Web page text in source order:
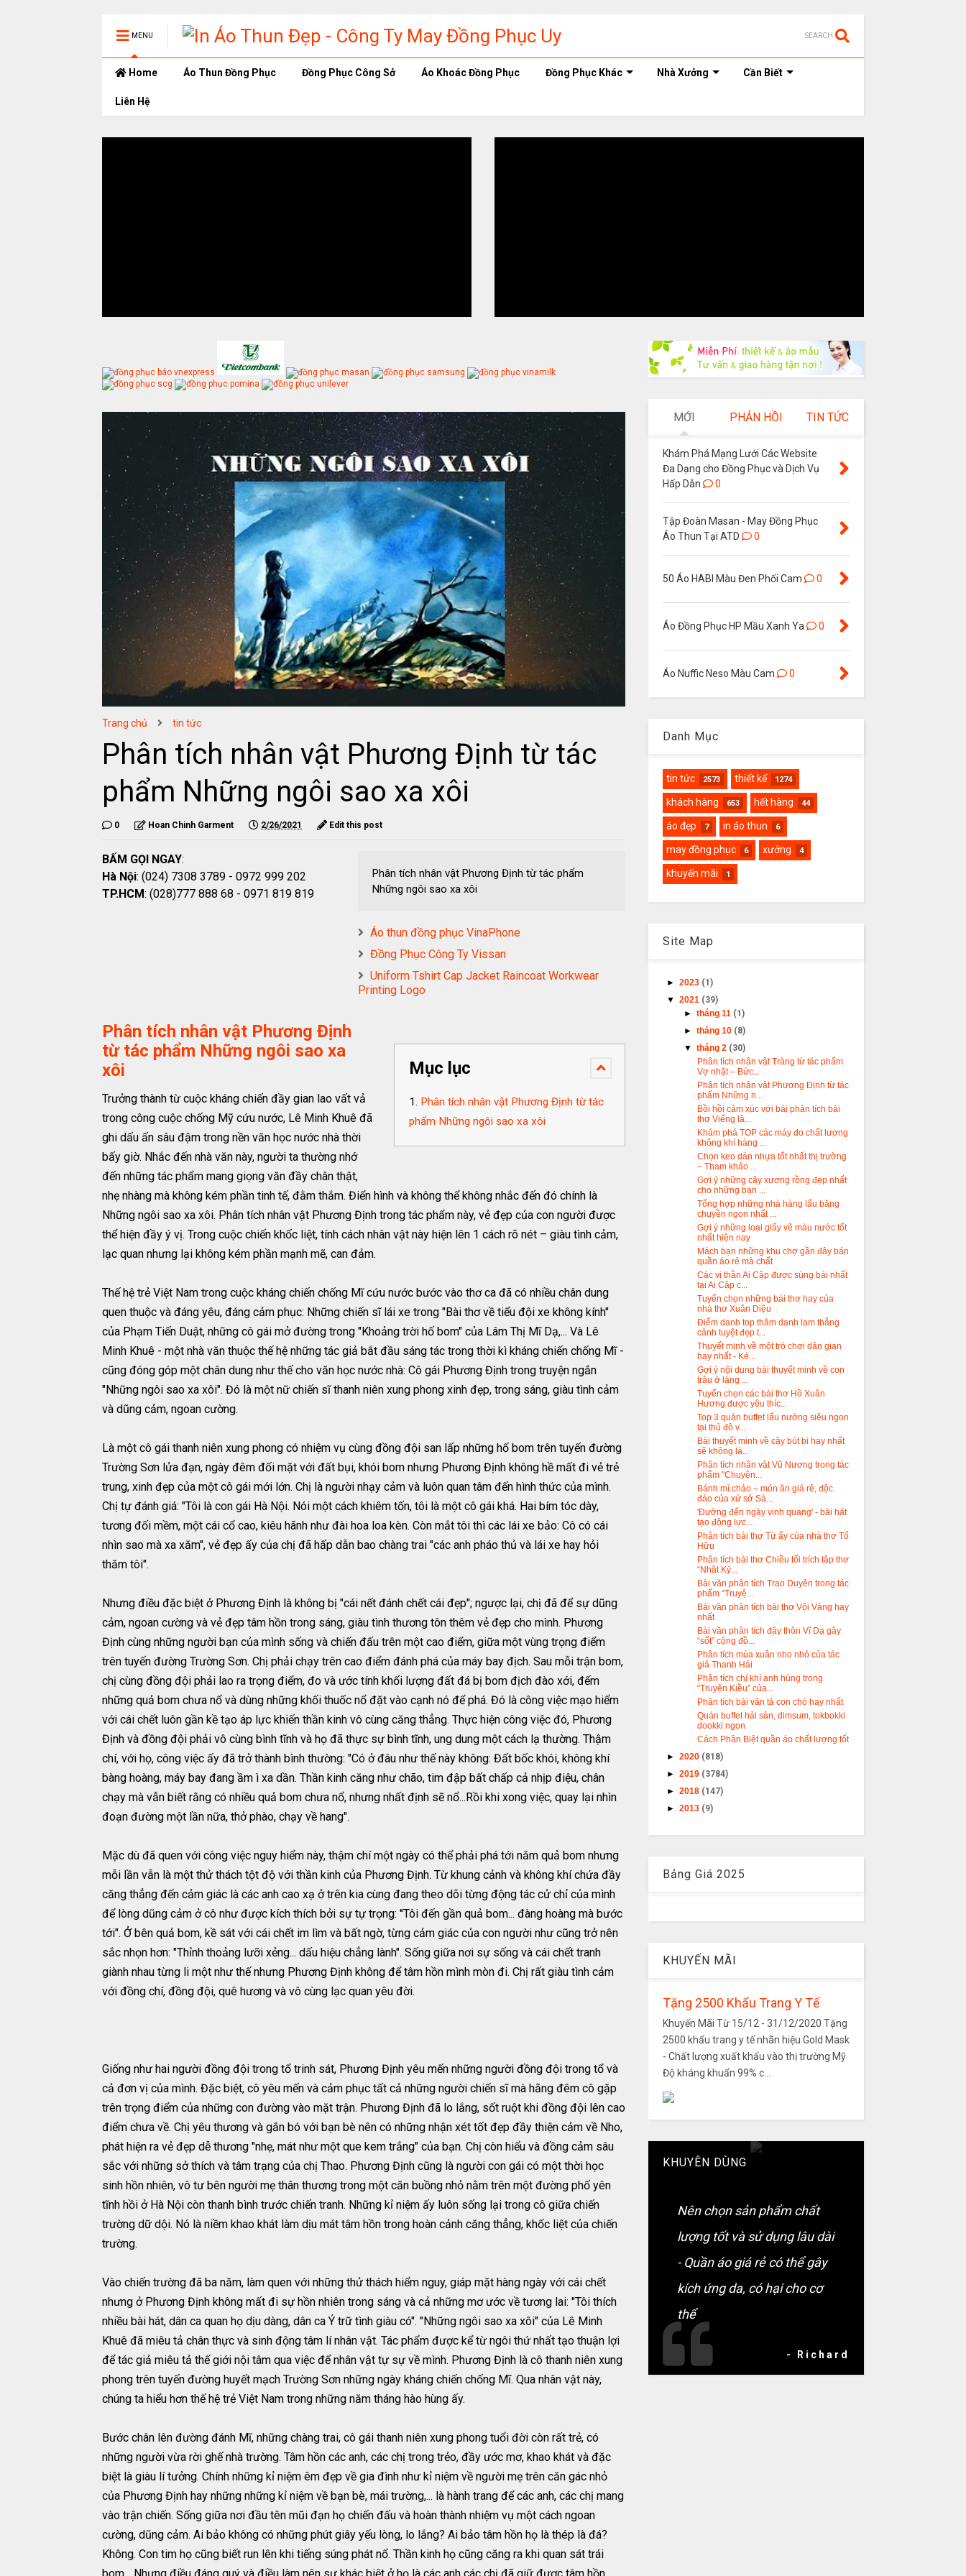
MENU SEARCH
Home Áo Thun Đồng Phục Đồng Phục Công Sở Áo Khoác Đồng Phục Đồng Phục Khác Nhà Xưởng Cần Biết
Liên Hệ
Trang chủ tin tức
Phân tích nhân vật Phương Định từ tác
phẩm Những ngôi sao xa xôi
0 Hoan Chinh Garment 2/26/2021 Edit this post
BẤM GỌI NGAY:
Hà Nội: (024) 7308 3789 - 0972 999 202
TP.HCM: (028)777 888 68 - 0971 819 819
Phân tích nhân vật Phương Định từ tác phẩm
Những ngôi sao xa xôi
Áo thun đồng phục VinaPhone
Đồng Phục Công Ty Vissan
Uniform Tshirt Cap Jacket Raincoat Workwear
Printing Logo
Mục lục
Phân tích nhân vật Phương Định từ tác
phẩm Những ngôi sao xa xôi
Phân tích nhân vật Phương Định
từ tác phẩm Những ngôi sao xa
xôi
Trưởng thành từ cuộc kháng chiến đầy gian lao vất vả
trong công cuộc chống Mỹ cứu nước, Lê Minh Khuê đã
ghi dấu ấn sâu đậm trong nền văn học nước nhà thời
bấy giờ. Nhắc đến nhà văn này, người ta thường nhớ
đến những tác phẩm mang giọng văn đầy chân thật,
nhẹ nhàng mà không kém phần tinh tế, đằm thắm. Điển hình và không thể không nhắc đến đó chính là
Những ngôi sao xa xôi. Phân tích nhân vật Phương Định trong tác phẩm này, vẻ đẹp của con người được
thể hiện đầy ý vị. Trong cuộc chiến khốc liệt, tính cách nhân vật này hiện lên 1 cách rõ nét – giàu tình cảm,
lạc quan nhưng lại không kém phần mạnh mẽ, can đảm.
Thế hệ trẻ Việt Nam trong cuộc kháng chiến chống Mĩ cứu nước bước vào thơ ca đã có nhiều chân dung
quen thuộc và đáng yêu, đáng cảm phục: Những chiến sĩ lái xe trong "Bài thơ về tiểu đội xe không kính"
của Phạm Tiến Duật, những cô gái mở đường trong "Khoảng trời hố bom" của Lâm Thị Mĩ Dạ,... Và Lê
Minh Khuê - một nhà văn thuộc thế hệ những tác giả bắt đầu sáng tác trong thời kì kháng chiến chống Mĩ -
cũng đóng góp một chân dung như thế cho văn học nước nhà: Cô gái Phương Định trong truyện ngắn
"Những ngôi sao xa xôi". Đó là một nữ chiến sĩ thanh niên xung phong xinh đẹp, trong sáng, giàu tình cảm
và dũng cảm, ngoan cường.
Là một cô gái thanh niên xung phong có nhiệm vụ cùng đồng đội san lấp những hố bom trên tuyến đường
Trường Sơn lửa đạn, ngày đêm đối mặt với đất bụi, khói bom nhưng Phương Định không hề mất đi vẻ trẻ
trung, xinh đẹp của một cô gái mới lớn. Chị là người nhạy cảm và luôn quan tâm đến hình thức của mình.
Chị tự đánh giá: "Tôi là con gái Hà Nội. Nói một cách khiêm tốn, tôi là một cô gái khá. Hai bím tóc dày,
tương đối mềm, một cái cổ cao, kiêu hãnh như đài hoa loa kèn. Còn mắt tôi thì các lái xe bảo: Cô có cái
nhìn sao mà xa xăm", vẻ đẹp ấy của chị đã hấp dẫn bao chàng trai "các anh pháo thủ và lái xe hay hỏi
thăm tôi".
Nhưng điều đặc biệt ở Phương Định là không bị "cái nết đánh chết cái đẹp"; ngược lại, chị đã để sự dũng
cảm, ngoan cường và vẻ đẹp tâm hồn trong sáng, giàu tình thương tôn thêm vẻ đẹp cho mình. Phương
Định cùng những người bạn của mình sống và chiến đấu trên một cao điểm, giữa một vùng trọng điểm
trên tuyến đường Trường Sơn. Chị phải chạy trên cao điểm đánh phá của máy bay địch. Sau mỗi trận bom,
chị cùng đồng đội phải lao ra trọng điểm, đo và ước tính khối lượng đất đá bị bom địch đào xới, đếm
những quả bom chưa nổ và dùng những khối thuốc nổ đặt vào cạnh nó để phá. Đó là công việc mạo hiểm
với cái chết luôn gần kề tạo áp lực khiến thần kinh vô cùng căng thẳng. Thực hiện công việc đó, Phương
Định và đồng đội phải vô cùng bình tĩnh và họ đã thực sự bình tĩnh, ung dung một cách lạ thường. Thậm
chí, với họ, công việc ấy đã trở thành bình thường: "Có ở đâu như thế này không: Đất bốc khói, không khí
bàng hoàng, máy bay đang ầm ì xa dần. Thần kinh căng như chão, tim đập bất chấp cả nhịp điệu, chân
chạy mà vẫn biết rằng có nhiều quả bom chưa nổ, nhưng nhất định sẽ nổ...Rồi khi xong việc, quay lại nhìn
đoạn đường một lần nữa, thở phào, chạy về hang".
Mặc dù đã quen với công việc nguy hiểm này, thậm chí một ngày có thể phải phá tới năm quả bom nhưng
mỗi lần vẫn là một thử thách tột độ với thần kinh của Phương Định. Từ khung cảnh và không khí chứa đầy
căng thẳng đến cảm giác là các anh cao xạ ở trên kia cùng đang theo dõi từng động tác cử chỉ của mình
để lòng dũng cảm ở cô như được kích thích bởi sự tự trọng: ''Tôi đến gần quả bom... đàng hoàng mà bước
tới". Ở bên quả bom, kề sát với cái chết im lìm và bất ngờ, từng cảm giác của con người như cũng trở nên
sắc nhọn hơn: "Thỉnh thoảng lưỡi xẻng... dấu hiệu chẳng lành". Sống giữa nơi sự sống và cái chết tranh
giành nhau từng li một như thế nhưng Phương Định không để tâm hồn mình mòn đi. Chị rất giàu tình cảm
với đồng chí, đồng đội, quê hương và vô cùng lạc quan yêu đời.
Giống như hai người đồng đội trong tổ trinh sát, Phương Định yêu mến những người đồng đội trong tổ và
cả đơn vị của mình. Đặc biệt, cô yêu mến và cảm phục tất cả những người chiến sĩ mà hằng đêm cô gặp
trên trọng điểm của những con đường vào mặt trận. Phương Định đã lo lắng, sốt ruột khi đồng đội lên cao
điểm chưa về. Chị yêu thương và gắn bó với bạn bè nên có những nhận xét tốt đẹp đầy thiện cảm về Nho,
phát hiện ra vẻ đẹp dễ thương "nhẹ, mát như một que kem trắng" của bạn. Chị còn hiểu và đồng cảm sâu
sắc với những sở thích và tâm trạng của chị Thao. Phương Định cũng là người con gái có một thời học
sinh hồn nhiên, vô tư bên người mẹ thân thương trong một căn buồng nhỏ nằm trên một đường phố yên
tĩnh hồi ở Hà Nội còn thanh bình trước chiến tranh. Những kỉ niệm ấy luôn sống lại trong cô giữa chiến
trường dữ dội. Nó là niềm khao khát làm dịu mát tâm hồn trong hoàn cảnh căng thẳng, khốc liệt của chiến
trường.
Vào chiến trường đã ba năm, làm quen với những thử thách hiểm nguy, giáp mặt hàng ngày với cái chết
nhưng ở Phương Định không mất đi sự hồn nhiên trong sáng và cả những mơ ước về tương lai: "Tôi thích
nhiều bài hát, dân ca quan họ dịu dàng, dân ca Ý trữ tình giàu có". "Những ngôi sao xa xôi" của Lê Minh
Khuê đã miêu tả chân thực và sinh động tâm lí nhân vật. Tác phẩm được kể từ ngôi thứ nhất tạo thuận lợi
để tác giả miêu tả thế giới nội tâm qua việc để nhân vật tự sự về mình. Phương Định là cô thanh niên xung
phong trên tuyến đường huyết mạch Trường Sơn những ngày kháng chiến chống Mĩ. Qua nhân vật này,
chúng ta hiểu hơn thế hệ trẻ Việt Nam trong những năm tháng hào hùng ấy.
Bước chân lên đường đánh Mĩ, những chàng trai, cô gái thanh niên xung phong tuổi đời còn rất trẻ, có
những người vừa rời ghế nhà trường. Tâm hồn các anh, các chị trong trẻo, đầy ước mơ, khao khát và đặc
biệt là giàu lí tưởng. Chính những kỉ niệm êm đẹp về gia đình như kỉ niệm về người mẹ trên căn gác nhỏ
của Phương Định hay những những kỉ niệm về bạn bè, mái trường,... là hành trang để các anh, các chị mang
vào trận chiến. Sống giữa nơi đầu tên mũi đạn họ chiến đấu và hoàn thành nhiệm vụ một cách ngoan
cường, dũng cảm. Ai bảo không có những phút giây yếu lòng, lo lắng? Ai bảo tâm hồn họ là thép là đá?
Không. Con tim họ cũng biết run lên khi tiếng súng phát nổ. Thần kinh họ cũng căng ra khi quan sát trái
bom... Nhưng điều đáng quý và điều làm nên sự khác biệt ở họ là các anh các chị đã giữ được tâm hồn
MỚI PHẢN HỒI TIN TỨC
Khám Phá Mạng Lưới Các Website
Đa Dạng cho Đồng Phục và Dịch Vụ
Hấp Dẫn
0
Tập Đoàn Masan - May Đồng Phục
Áo Thun Tại ATD
0
50 Áo HABI Màu Đen Phối Cam 0
Áo Đồng Phục HP Mầu Xanh Ya 0
Áo Nuffic Neso Màu Cam 0
Danh Mục
tin tức 2573 thiết kế 1274
khách hàng 653 hết hàng 44
áo đẹp 7 in áo thun 6
may đồng phục 6 xưởng 4
khuyến mãi 1
Site Map
► 2023 (1)
▼ 2021 (39)
► tháng 11 (1)
► tháng 10 (8)
▼ tháng 2 (30)
Phân tích nhân vật Tràng từ tác phẩm
Vợ nhặt – Bức...
Phân tích nhân vật Phương Định từ tác
phẩm Những n...
Bồi hồi cảm xúc với bài phân tích bài
thơ Viếng lă...
Khám phá TOP các máy đo chất lượng
không khí hàng ...
Chọn keo dán nhựa tốt nhất thị trường
– Tham khảo ...
Gợi ý những cây xương rồng đẹp nhất
cho những bạn ...
Tổng hợp những nhà hàng lẩu băng
chuyền ngon nhất ...
Gợi ý những loại giấy vẽ màu nước tốt
nhất hiện nay
Mách bạn những khu chợ gần đây bán
quần áo rẻ mà chất
Các vị thần Ai Cập được sùng bái nhất
tại Ai Cập c...
Tuyển chọn những bài thơ hay của
nhà thơ Xuân Diệu
Điểm danh top thăm danh lam thắng
cảnh tuyệt đẹp t...
Thuyết minh về một trò chơi dân gian
hay nhất - Ké...
Gợi ý nội dung bài thuyết minh về con
trâu ở làng ...
Tuyển chọn các bài thơ Hồ Xuân
Hương được yêu thíc...
Top 3 quán buffet lẩu nướng siêu ngon
tại thủ đô v...
Bài thuyết minh về cây bút bi hay nhất
sẽ không là...
Phân tích nhân vật Vũ Nương trong tác
phẩm "Chuyện...
Bánh mì chảo – món ăn giá rẻ, độc
đáo của xứ sở Sà...
'Đường đến ngày vinh quang' - bài hát
tạo động lực...
Phân tích bài thơ Từ ấy của nhà thơ Tố
Hữu
Phân tích bài thơ Chiều tối trích tập thơ
“Nhật Ký...
Bài văn phân tích Trao Duyên trong tác
phẩm “Truyệ...
Bài văn phân tích bài thơ Vội Vàng hay
nhất
Bài văn phân tích đây thôn Vĩ Dạ gây
“sốt” cộng đồ...
Phân tích mùa xuân nho nhỏ của tác
giả Thanh Hải
Phân tích chí khí anh hùng trong
“Truyện Kiều” của...
Phân tích bài văn tả con chó hay nhất
Quán buffet hải sản, dimsum, tokbokki
dookki ngon
Cách Phân Biệt quần áo chất lượng tốt
► 2020 (818)
► 2019 (3784)
► 2018 (147)
► 2013 (9)
Bảng Giá 2025
KHUYẾN MÃI
Tặng 2500 Khẩu Trang Y Tế
Khuyến Mãi Từ 15/12 - 31/12/2020 Tặng
2500 khẩu trang y tế nhãn hiệu Gold Mask
- Chất lượng xuất khẩu vào thị trường Mỹ
Độ kháng khuẩn 99% c...
KHUYÊN DÙNG
Nên chọn sản phẩm chất
lượng tốt và sử dụng lâu dài
- Quần áo giá rẻ có thể gây
kích ứng da, có hại cho cơ
thể
- Richard